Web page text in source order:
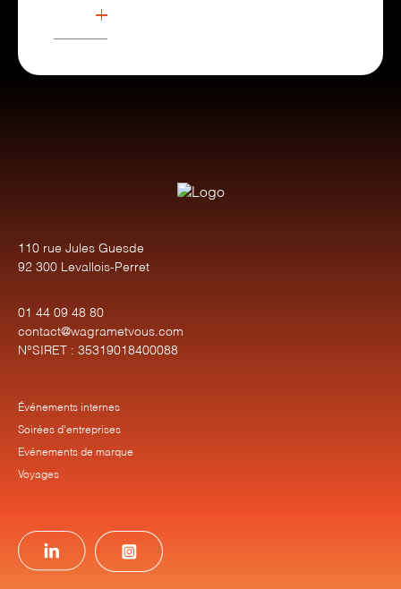
110 rue Jules Guesde
92 300 Levallois-Perret
01 44 09 48 80
contact@wagrametvous.com
N°SIRET : 35319018400088
Événements internes
Soirées d'entreprises
Evénements de marque
Voyages